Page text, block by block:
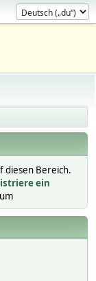
Bereich.
ein